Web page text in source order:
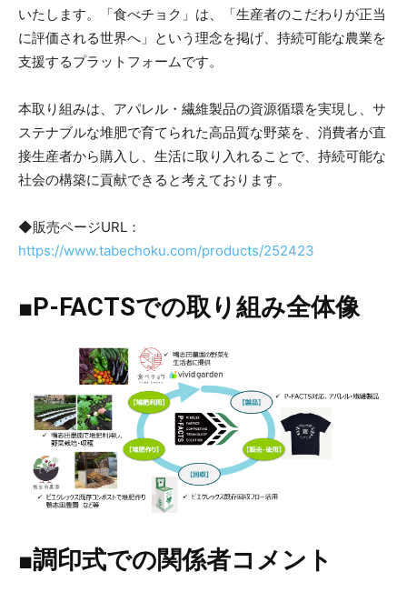
いたします。「食べチョク」は、「生産者のこだわりが正当
に評価される世界へ」という理念を掲げ、持続可能な農業を
支援するプラットフォームです。
本取り組みは、アパレル・繊維製品の資源循環を実現し、サ
ステナブルな堆肥で育てられた高品質な野菜を、消費者が直
接生産者から購入し、生活に取り入れることで、持続可能な
社会の構築に貢献できると考えております。
◆販売ページURL：
https://www.tabechoku.com/products/252423
■P-FACTSでの取り組み全体像
■調印式での関係者コメント